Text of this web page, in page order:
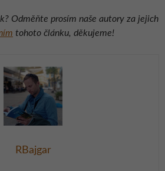
Odměňte prosím naše autory za jejich
tohoto článku, děkujeme!
RBajgar